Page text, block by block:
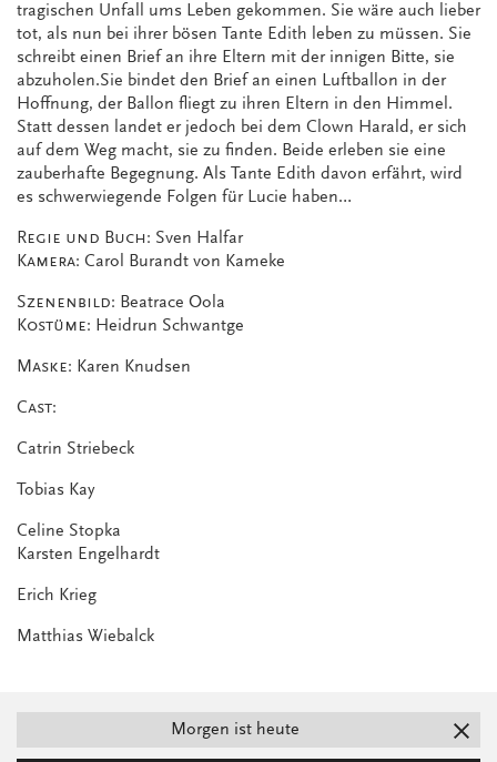
tragischen Unfall ums Leben gekommen. Sie wäre auch lieber
tot, als nun bei ihrer bösen Tante Edith leben zu müssen. Sie
schreibt einen Brief an ihre Eltern mit der innigen Bitte, sie
abzuholen.Sie bindet den Brief an einen Luftballon in der
Hoffnung, der Ballon fliegt zu ihren Eltern in den Himmel.
Statt dessen landet er jedoch bei dem Clown Harald, er sich
auf dem Weg macht, sie zu finden. Beide erleben sie eine
zauberhafte Begegnung. Als Tante Edith davon erfährt, wird
es schwerwiegende Folgen für Lucie haben…
Regie und Buch: Sven Halfar
Kamera: Carol Burandt von Kameke
Szenenbild: Beatrace Oola
Kostüme: Heidrun Schwantge
Maske: Karen Knudsen
Cast:
Catrin Striebeck
Tobias Kay
Celine Stopka
Karsten Engelhardt
Erich Krieg
Matthias Wiebalck
Morgen ist heute